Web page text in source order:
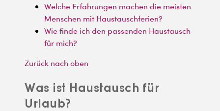
Welche Erfahrungen machen die meisten
Menschen mit Haustauschferien?
Wie finde ich den passenden Haustausch
für mich?
Zurück nach oben
Was ist Haustausch für
Urlaub?